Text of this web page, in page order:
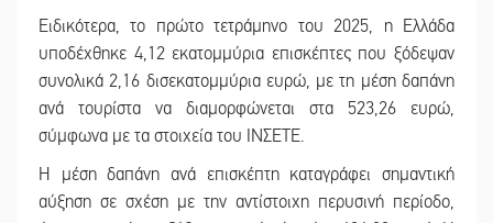
Ειδικότερα, το πρώτο τετράμηνο του 2025, η Ελλάδα
υποδέχθηκε 4,12 εκατομμύρια επισκέπτες που ξόδεψαν
συνολικά 2,16 δισεκατομμύρια ευρώ, με τη μέση δαπάνη
ανά τουρίστα να διαμορφώνεται στα 523,26 ευρώ,
σύμφωνα με τα στοιχεία του ΙΝΣΕΤΕ.
Η μέση δαπάνη ανά επισκέπτη καταγράφει σημαντική
αύξηση σε σχέση με την αντίστοιχη περυσινή περίοδο,